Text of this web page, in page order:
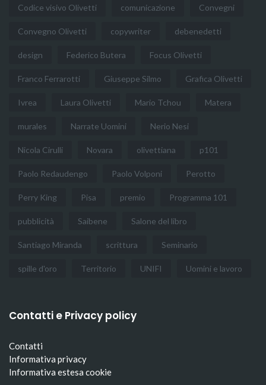
Codice visivo Olivetti comunicazione Convegni
Convegno Olivetti copywriter debenedetti
design Federico Butera Focus Olivetti
Franco Ferrarotti Giuseppe Silmo Grafica Olivetti
Ivrea Laura Olivetti Mario Tchou Matera
murales Narrate Uomini Nerio Nesi
Nicola Cirulli Novara olivettiana p101
Paolo Redaudengo Paolo Volponi Perotto
Perry King Pisa premio Programma 101
pubblicità Saibene Salone del libro
Santiago Miranda scrittura Seminario
spille d'oro Territorio UNIFI Uomini e lavoro
Contatti e Privacy policy
Contatti
Informativa privacy
Informativa estesa cookie